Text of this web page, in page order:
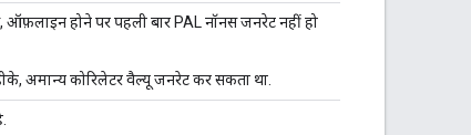
होने पर पहली बार PAL नॉनस जनरेट नहीं हो
अमान्य कोरिलेटर वैल्यू जनरेट कर सकता था.